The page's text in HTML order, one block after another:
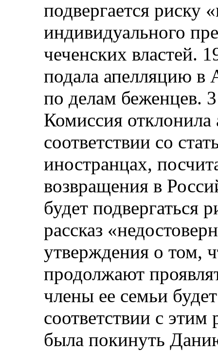
подвергается риску
индивидуального
чеченских властей.
подала апелляцию
по делам беженцев.
Комиссия отклонила
соответствии со
иностранцах,
возвращения в
будет подвергаться
рассказ
утверждения о том,
продолжают
члены ее семьи
соответствии с
была покинуть